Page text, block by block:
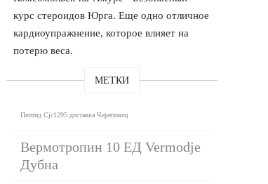
курс стероидов Юрга. Еще одно отличное
кардиоупражнение, которое влияет на
потерю веса.
МЕТКИ
Пептид Cjc1295 доставка Череповец
Вермотропин 10 ЕД Vermodje
Дубна